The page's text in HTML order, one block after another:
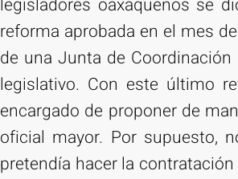
reforma aprobada en el mes
de una Junta de
legislativo. Con este último
encargado de proponer de
oficial mayor. Por supuesto,
pretendía hacer la